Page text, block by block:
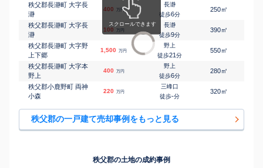
秩父郡長瀞町 大字長
瀞
400 万円
長瀞
徒歩6分
250㎡
秩父郡長瀞町 大字長
瀞
100 万円
長瀞
徒歩9分
390㎡
秩父郡長瀞町 大字野
上下郷
1,500 万円
野上
徒歩21分
550㎡
秩父郡長瀞町 大字本
野上
400 万円
野上
徒歩6分
280㎡
秩父郡小鹿野町 両神
小森
220 万円
三峰口
徒歩-分
320㎡
秩父郡の一戸建て売却事例をもっと見る
秩父郡の土地の成約事例